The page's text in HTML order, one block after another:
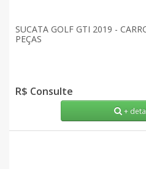
SUCATA GOLF GTI 2019 -
PEÇAS
R$ Consulte
+